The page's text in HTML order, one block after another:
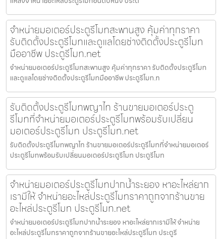
จำหน่ายมอเตอร์ประตูรีโมทสะพานสูง คุ้มค่าทุกราคา
รับติดตั้งประตูรีโมทและดูแลโดยช่างติดตั้งประตูรีโมท
มืออาชีพ ประตูรีโมท.net
จำหน่ายมอเตอร์ประตูรีโมทสะพานสูง คุ้มค่าทุกราคา รับติดตั้งประตูรีโมท
และดูแลโดยช่างติดตั้งประตูรีโมทมืออาชีพ ประตูรีโมท.n
รับติดตั้งประตูรีโมทพญาไท ร้านขายมอเตอร์ประตู
รีโมทที่จำหน่ายมอเตอร์ประตูรีโมทพร้อมรับเปลี่ยน
มอเตอร์ประตูรีโมท ประตูรีโมท.net
รับติดตั้งประตูรีโมทพญาไท ร้านขายมอเตอร์ประตูรีโมทที่จำหน่ายมอเตอร์
ประตูรีโมทพร้อมรับเปลี่ยนมอเตอร์ประตูรีโมท ประตูรีโมท
จำหน่ายมอเตอร์ประตูรีโมทปากน้ำระยอง หาอะไหล่ยาก
เรามีให้ จำหน่ายอะไหล่ประตูรีโมทราคาถูกจากร้านขาย
อะไหล่ประตูรีโมท ประตูรีโมท.net
จำหน่ายมอเตอร์ประตูรีโมทปากน้ำระยอง หาอะไหล่ยากเรามีให้ จำหน่าย
อะไหล่ประตูรีโมทราคาถูกจากร้านขายอะไหล่ประตูรีโมท ประตูรี